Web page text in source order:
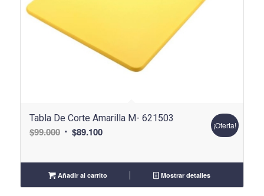
Tabla De Corte Amarilla M- 621503
$99.000 El
original
era:
$99.000.
$89.100El
actual
es:
$89.100.
¡Oferta!
Añadir al carrito Mostrar detalles